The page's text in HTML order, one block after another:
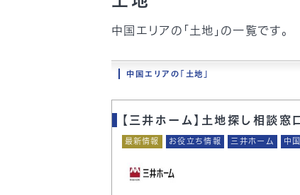
中国エリアの「土地」の一覧です。
中国エリアの「土地」
【三井ホーム】土地探し相談窓
最新情報 お役立ち情報 三井ホーム 中国